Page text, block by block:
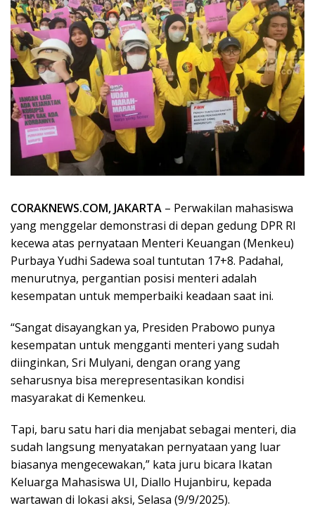
CORAKNEWS.COM, JAKARTA – Perwakilan mahasiswa
yang menggelar demonstrasi di depan gedung DPR RI
kecewa atas pernyataan Menteri Keuangan (Menkeu)
Purbaya Yudhi Sadewa soal tuntutan 17+8. Padahal,
menurutnya, pergantian posisi menteri adalah
kesempatan untuk memperbaiki keadaan saat ini.
“Sangat disayangkan ya, Presiden Prabowo punya
kesempatan untuk mengganti menteri yang sudah
diinginkan, Sri Mulyani, dengan orang yang
seharusnya bisa merepresentasikan kondisi
masyarakat di Kemenkeu.
Tapi, baru satu hari dia menjabat sebagai menteri, dia
sudah langsung menyatakan pernyataan yang luar
biasanya mengecewakan,” kata juru bicara Ikatan
Keluarga Mahasiswa UI, Diallo Hujanbiru, kepada
wartawan di lokasi aksi, Selasa (9/9/2025).